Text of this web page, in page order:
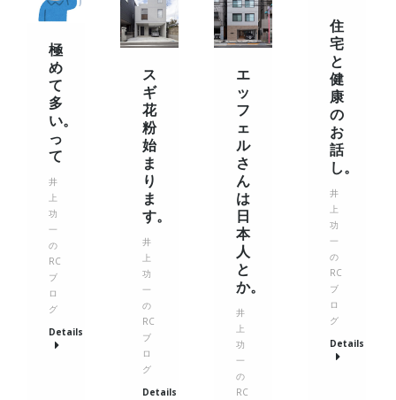
極
め
て
多
い。
っ
て
井
上
功
一
の
RC
ブ
ロ
グ
Details
ス
ギ
花
粉
始
ま
り
ま
す。
井
上
功
一
の
RC
ブ
ロ
グ
Details
エ
ッ
フ
ェ
ル
さ
ん
は
日
本
人
と
か。
井
上
功
一
の
RC
住
宅
と
健
康
の
お
話
し。
井
上
功
一
の
RC
ブ
ロ
グ
Details